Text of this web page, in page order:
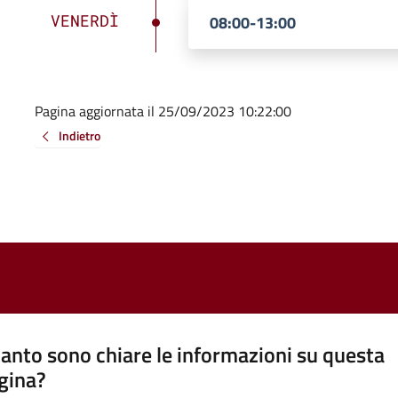
VENERDÌ 08:00-13:00
Pagina aggiornata il 25/09/2023 10:22:00
Indietro
sono chiare le informazioni su questa